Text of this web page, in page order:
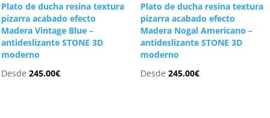
Plato de ducha resina textura
pizarra acabado efecto
Madera Vintage Blue –
antideslizante STONE 3D
moderno
Desde245.00€
Plato de ducha resina textura
pizarra acabado efecto
Madera Nogal Americano –
antideslizante STONE 3D
moderno
Desde 245.00€